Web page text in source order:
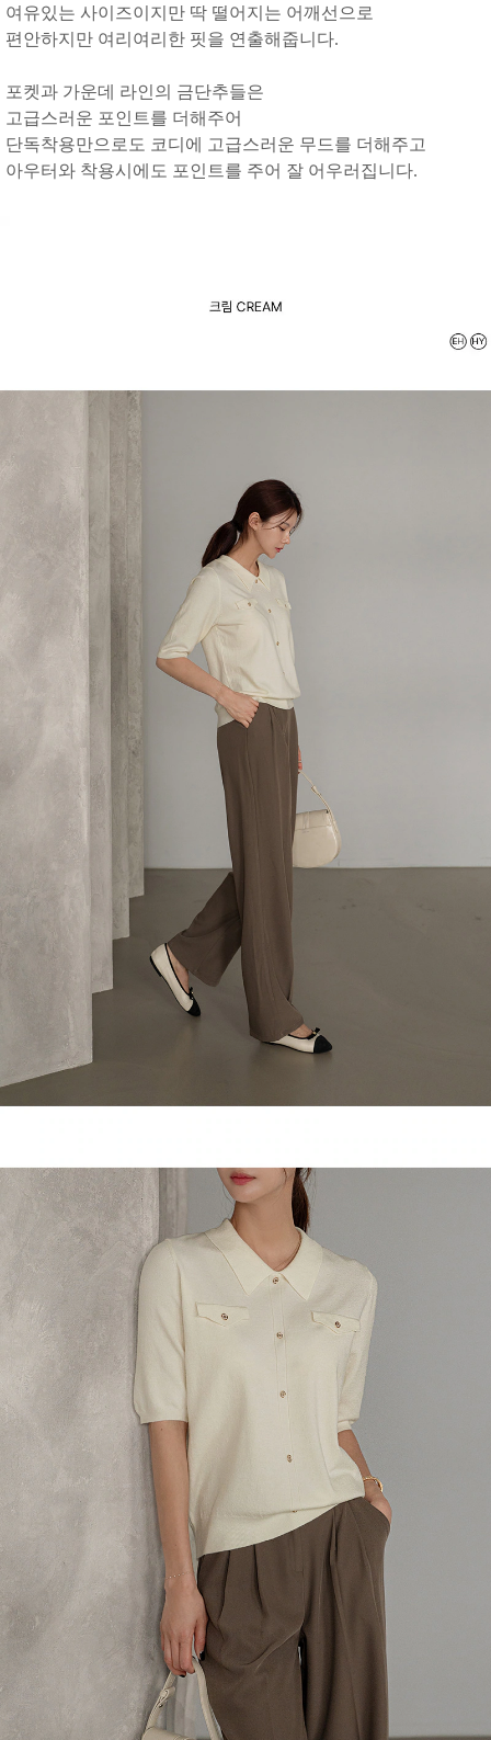
여유있는 사이즈이지만 딱 떨어지는 어깨선으로
편안하지만 여리여리한 핏을 연출해줍니다.
포켓과 가운데 라인의 금단추들은
고급스러운 포인트를 더해주어
단독착용만으로도 코디에 고급스러운 무드를 더해주고
아우터와 착용시에도 포인트를 주어 잘 어우러집니다.